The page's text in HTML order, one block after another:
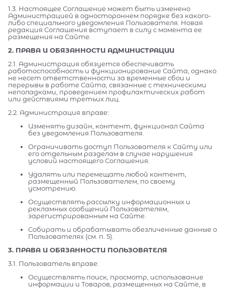
1.3. Настоящее Соглашение может быть изменено
Администрацией в одностороннем порядке без какого-
либо специального уведомления Пользователя. Новая
редакция Соглашения вступает в силу с момента ее
размещения на Сайте.
2. ПРАВА И ОБЯЗАННОСТИ АДМИНИСТРАЦИИ
2.1. Администрация обязуется обеспечивать
работоспособность и функционирование Сайта, однако
не несет ответственности за временные сбои и
перерывы в работе Сайта, связанные с техническими
неполадками, проведением профилактических работ
или действиями третьих лиц.
2.2. Администрация вправе:
Изменять дизайн, контент, функционал Сайта
без уведомления Пользователя.
Ограничивать доступ Пользователя к Сайту или
его отдельным разделам в случае нарушения
условий настоящего Соглашения.
Удалять или перемещать любой контент,
размещенный Пользователем, по своему
усмотрению.
Осуществлять рассылку информационных и
рекламных сообщений Пользователям,
зарегистрированным на Сайте.
Собирать и обрабатывать обезличенные данные о
Пользователях (см. п. 5).
3. ПРАВА И ОБЯЗАННОСТИ ПОЛЬЗОВАТЕЛЯ
3.1. Пользователь вправе:
Осуществлять поиск, просмотр, использование
информации и Товаров, размещенных на Сайте, в